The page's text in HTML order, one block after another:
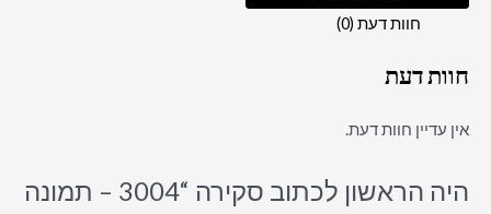
חוות דעת (0)
חוות דעת
אין עדיין חוות דעת.
היה הראשון לכתוב סקירה “3004 – תמונה